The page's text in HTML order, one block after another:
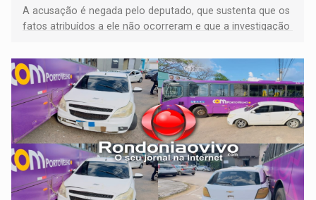
A acusação é negada pelo deputado, que sustenta que os
fatos atribuídos a ele não ocorreram e que a investigação